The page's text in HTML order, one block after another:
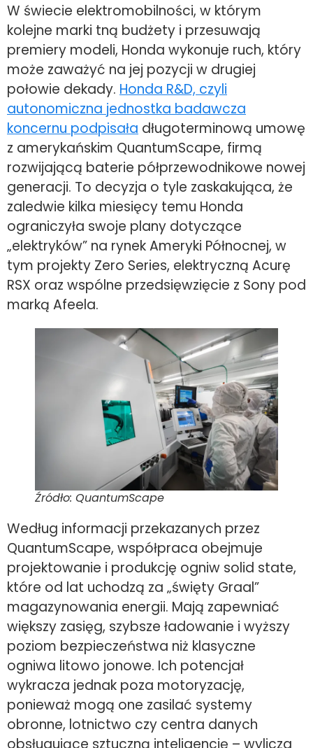
W świecie elektromobilności, w którym
kolejne marki tną budżety i przesuwają
premiery modeli, Honda wykonuje ruch, który
może zaważyć na jej pozycji w drugiej
połowie dekady. Honda R&D, czyli
autonomiczna jednostka badawcza
koncernu podpisała długoterminową umowę
z amerykańskim QuantumScape, firmą
rozwijającą baterie półprzewodnikowe nowej
generacji. To decyzja o tyle zaskakująca, że
zaledwie kilka miesięcy temu Honda
ograniczyła swoje plany dotyczące
„elektryków” na rynek Ameryki Północnej, w
tym projekty Zero Series, elektryczną Acurę
RSX oraz wspólne przedsięwzięcie z Sony pod
marką Afeela.
Źródło: QuantumScape
Według informacji przekazanych przez
QuantumScape, współpraca obejmuje
projektowanie i produkcję ogniw solid state,
które od lat uchodzą za „święty Graal”
magazynowania energii. Mają zapewniać
większy zasięg, szybsze ładowanie i wyższy
poziom bezpieczeństwa niż klasyczne
ogniwa litowo jonowe. Ich potencjał
wykracza jednak poza motoryzację,
ponieważ mogą one zasilać systemy
obronne, lotnictwo czy centra danych
obsługujące sztuczną inteligencję – wylicza